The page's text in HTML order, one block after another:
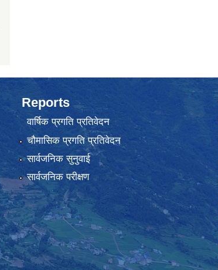
Reports
वार्षिक प्रगति प्रतिवेदन
चौमासिक प्रगति प्रतिवेदन
सार्वजनिक सुनुवाई
सार्वजनिक परीक्षण